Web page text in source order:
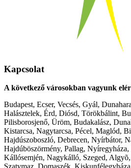
Kapcsolat
A következő városokban vagyunk
Budapest, Ecser, Vecsés, Gyál,
Halásztelek, Érd, Diósd, Törökbálint,
Pilisborosjenő, Üröm, Budakalász,
Kistarcsa, Nagytarcsa, Pécel, Maglód,
Hajdúszoboszló, Debrecen, Nyírbátor,
Hajdúböszörmény, Pallag,
Kállósemjén, Nagykálló, Szeged,